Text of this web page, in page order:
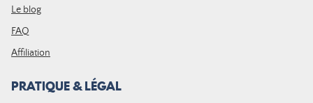
Le blog
FAQ
Affiliation
PRATIQUE & LÉGAL